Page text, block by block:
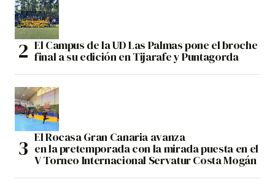
El Campus de la UD Las Palmas pone el broche
final a su edición en Tijarafe y Puntagorda
El Rocasa Gran Canaria avanza
en la pretemporada con la mirada puesta en el
V Torneo Internacional Servatur Costa Mogán